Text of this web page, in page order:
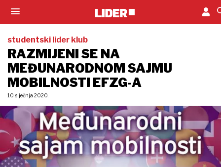
studentski lider klub
RAZMIJENI SE NA
MEĐUNARODNOM SAJMU
MOBILNOSTI EFZG-A
10. siječnja 2020.